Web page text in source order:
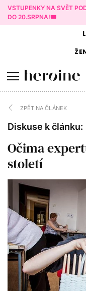
VSTUPENKY NA SVĚT
DO 20.SRPNA!🎟️
ZPĚT NA ČLÁNEK
Diskuse k článku:
Očima
století